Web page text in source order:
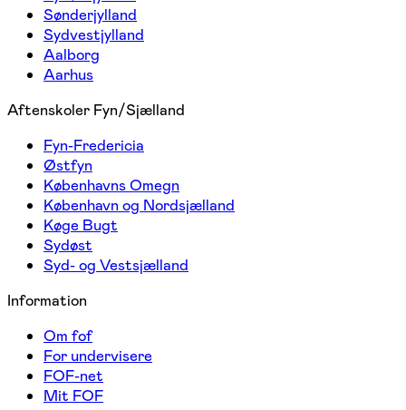
Sønderjylland
Sydvestjylland
Aalborg
Aarhus
Aftenskoler Fyn/Sjælland
Fyn-Fredericia
Østfyn
Københavns Omegn
København og Nordsjælland
Køge Bugt
Sydøst
Syd- og Vestsjælland
Information
Om fof
For undervisere
FOF-net
Mit FOF